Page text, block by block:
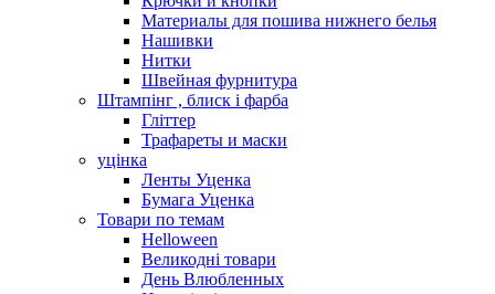
Материалы для пошива нижнего белья
Нашивки
Нитки
Швейная фурнитура
Штампінг , блиск і фарба
Гліттер
Трафареты и маски
уцінка
Ленты Уценка
Бумага Уценка
Товари по темам
Helloween
Великодні товари
День Влюбленных